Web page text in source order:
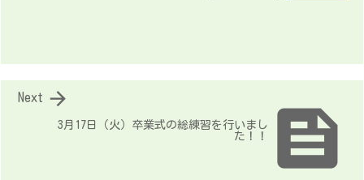

3月17日（火）卒業式の総練習を行いまし
た！！

Next